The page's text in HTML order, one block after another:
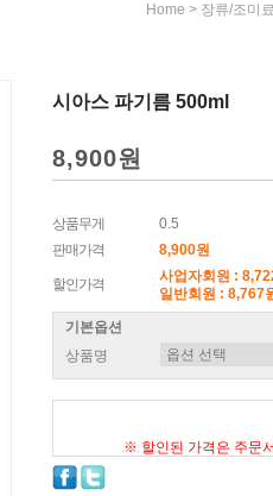
Home > 장류/조미료
시아스 파기름 500ml
8,900원
상품무게
0.5
판매가격
8,900원
할인가격
사업자회원 :
일반회원 : 8,767
기본옵션
상품명
※ 할인된 가격은 주문